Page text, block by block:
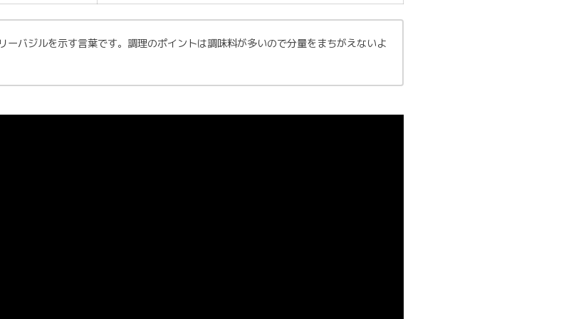
ーバジルを示す言葉です。調理のポイントは調味料が多いので分量をまちがえないよ